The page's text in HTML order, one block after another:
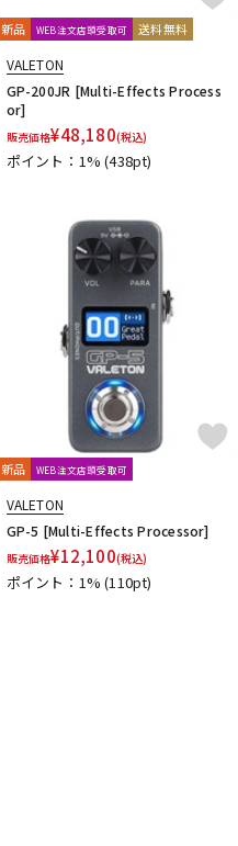
エフェクター
DTM
レコーディング機器
楽器アクセサリ
ヴィンテージ
新品 WEB注文店頭受取可 送料無料
VALETON
GP-200JR [Multi-Effects Process
or]
販売価格¥48,180(税込)
ポイント：1%(438pt)
新品 WEB注文店頭受取可
VALETON
GP-5 [Multi-Effects Processor]
販売価格¥12,100(税込)
ポイント：1%(110pt)